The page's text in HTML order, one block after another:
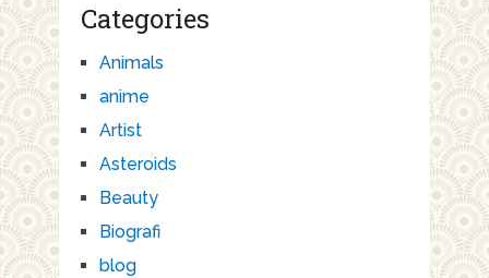
Categories
Animals
anime
Artist
Asteroids
Beauty
Biografi
blog